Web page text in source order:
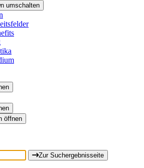
umschalten
öffnen
Zur Suchergebnisseite